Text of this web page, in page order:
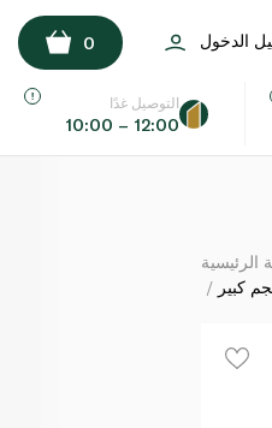
الدخول 0
التوصيل غدًا
10:00 – 12:00
يمكن وضعها في
بحجم كبير
الرئيسية
كبير